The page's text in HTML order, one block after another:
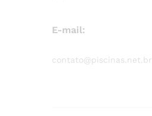
E-mail:
contato@piscinas.net.br